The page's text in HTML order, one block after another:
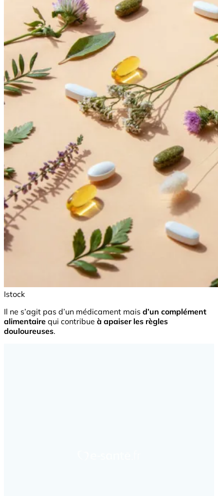
Istock
Il ne s’agit pas d’un médicament mais d’un complément
alimentaire qui contribue à apaiser les règles
douloureuses.